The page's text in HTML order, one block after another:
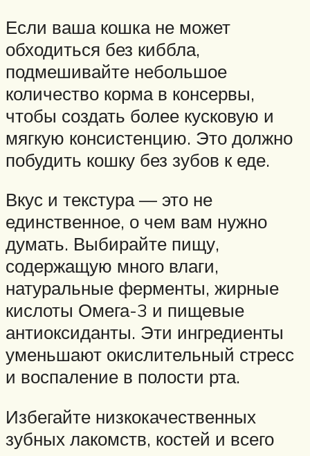
Если ваша кошка не может
обходиться без киббла,
подмешивайте небольшое
количество корма в консервы,
чтобы создать более кусковую и
мягкую консистенцию. Это должно
побудить кошку без зубов к еде.
Вкус и текстура — это не
единственное, о чем вам нужно
думать. Выбирайте пищу,
содержащую много влаги,
натуральные ферменты, жирные
кислоты Омега-3 и пищевые
антиоксиданты. Эти ингредиенты
уменьшают окислительный стресс
и воспаление в полости рта.
Избегайте низкокачественных
зубных лакомств, костей и всего